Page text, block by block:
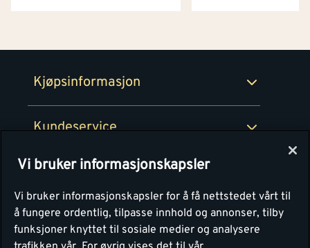
Kjøpsinformasjon
Retur- og angrerettsskjema
Kundeservice
Montér
Personvern
Vi bruker informasjonskapsler
Vi bruker informasjonskapsler for å få nettstedet vårt til
å fungere ordentlig, tilpasse innhold og annonser, tilby
funksjoner knyttet til sosiale medier og analysere